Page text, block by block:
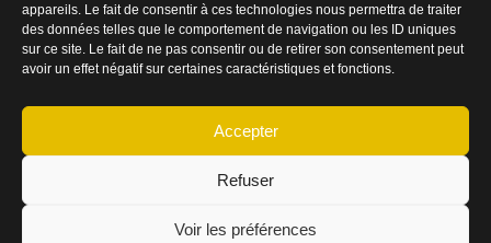
appareils. Le fait de consentir à ces technologies nous permettra de traiter
des données telles que le comportement de navigation ou les ID uniques
sur ce site. Le fait de ne pas consentir ou de retirer son consentement peut
avoir un effet négatif sur certaines caractéristiques et fonctions.
Accepter
Refuser
Voir les préférences
–Mentions légales
 